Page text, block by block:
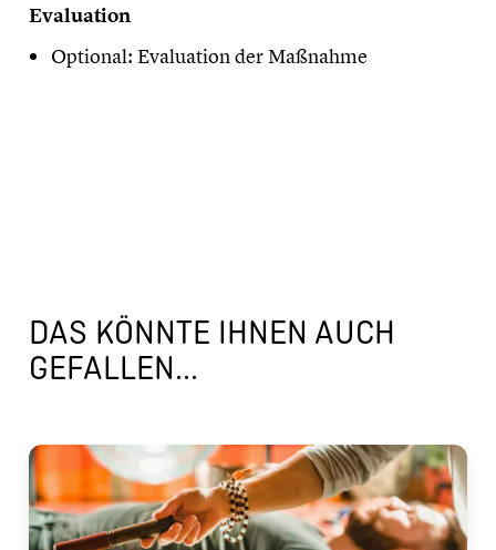
Evaluation
Optional: Evaluation der Maßnahme
DAS KÖNNTE IHNEN AUCH
GEFALLEN...